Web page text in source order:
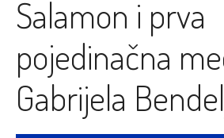
Šalamon i prva
pojedinačna
Gabrijela